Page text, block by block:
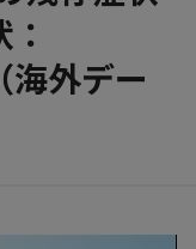
海外デー